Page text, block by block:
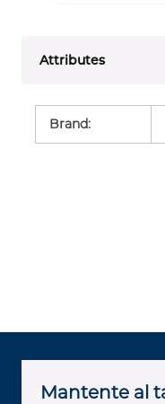
Attributes
Brand:
Mantente al